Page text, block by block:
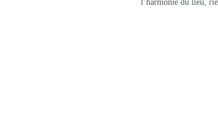
l’harmonie du lieu,